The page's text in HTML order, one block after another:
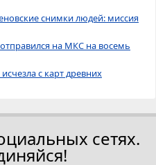
снимки людей: миссия
на МКС на восемь
с карт древних
сетях.